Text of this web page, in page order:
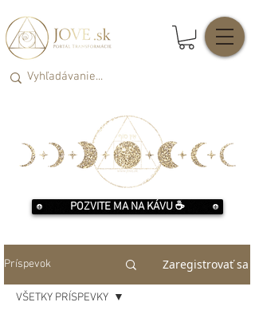
POZVITE MA NA KÁVU ☕️
Príspevok Zaregistrovať sa
VŠETKY PRÍSPEVKY